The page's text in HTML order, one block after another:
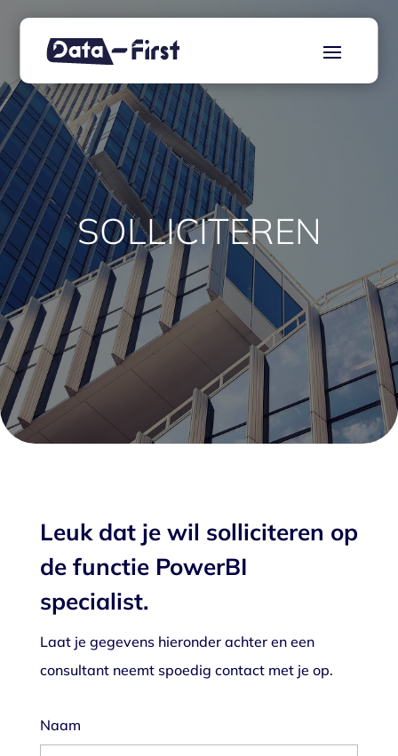
SOLLICITEREN
Leuk dat je wil solliciteren op
de functie PowerBI
specialist.
Laat je gegevens hieronder achter en een
consultant neemt spoedig contact met je op.
Naam